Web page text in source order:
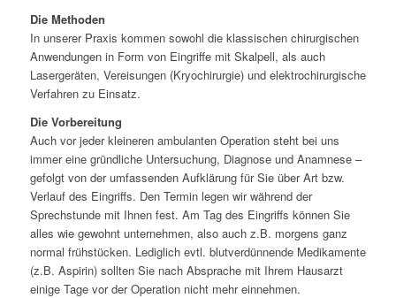
Die Methoden
In unserer Praxis kommen sowohl die klassischen chirurgischen
Anwendungen in Form von Eingriffe mit Skalpell, als auch
Lasergeräten, Vereisungen (Kryochirurgie) und elektrochirurgische
Verfahren zu Einsatz.
Die Vorbereitung
Auch vor jeder kleineren ambulanten Operation steht bei uns
immer eine gründliche Untersuchung, Diagnose und Anamnese –
gefolgt von der umfassenden Aufklärung für Sie über Art bzw.
Verlauf des Eingriffs. Den Termin legen wir während der
Sprechstunde mit Ihnen fest. Am Tag des Eingriffs können Sie
alles wie gewohnt unternehmen, also auch z.B. morgens ganz
normal frühstücken. Lediglich evtl. blutverdünnende Medikamente
(z.B. Aspirin) sollten Sie nach Absprache mit Ihrem Hausarzt
einige Tage vor der Operation nicht mehr einnehmen.